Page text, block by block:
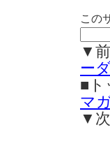
この
▼前
ー
■ト
マ
▼